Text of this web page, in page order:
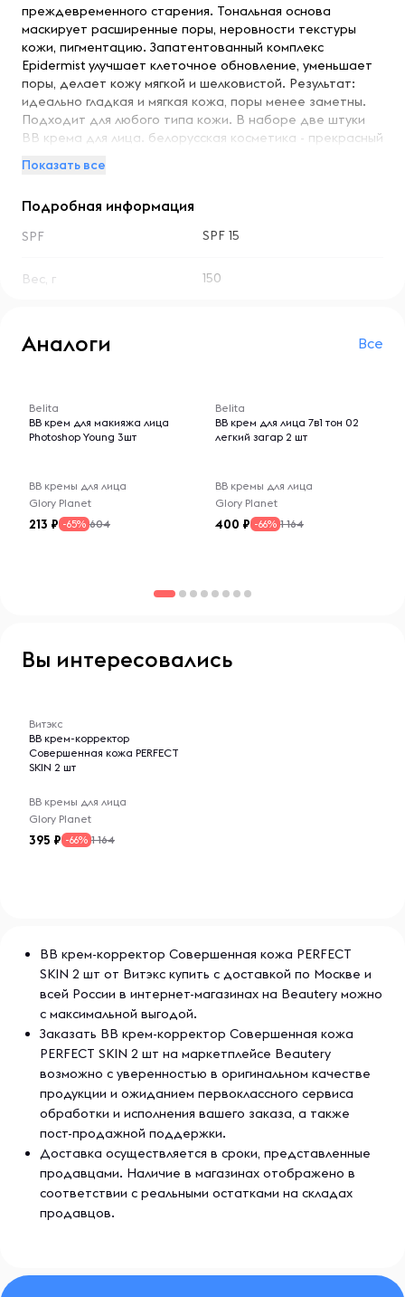
преждевременного старения. Тональная основа
маскирует расширенные поры, неровности текстуры
кожи, пигментацию. Запатентованный комплекс
Epidermist улучшает клеточное обновление, уменьшает
поры, делает кожу мягкой и шелковистой. Результат:
идеально гладкая и мягкая кожа, поры менее заметны.
Подходит для любого типа кожи. В наборе две штуки
ВВ крема для лица. белорусская косметика - прекрасный
средство мусс под макияж кушон плотный фиксирующая
защитой от солнца 3в1 профессиональная тональный
крем консилер светлый пудра праймер стойкий
корректор флюид для лица фотошоп косметический
корейский компактная
Показать все
Подробная информация
SPF SPF 15
Вес, г 150
Аналоги Все
Belita
BВ крем для макияжа лица
Photoshop Young 3шт
BB кремы для лица
Glory Planet
213 -65% 604
Belita
BB крем для лица 7в1 тон 02
легкий загар 2 шт
BB кремы для лица
Glory Planet
400 -66% 1 164
Вы интересовались
Витэкс
ВВ крем-корректор
Совершенная кожа РERFECT
SKIN 2 шт
BB кремы для лица
Glory Planet
395 -66% 1 164
ВВ крем-корректор Совершенная кожа РERFECT
SKIN 2 шт от Витэкс купить с доставкой по Москве и
всей России в интернет-магазинах на Beautery можно
с максимальной выгодой.
Заказать ВВ крем-корректор Совершенная кожа
РERFECT SKIN 2 шт на маркетплейсе Beautery
возможно с уверенностью в оригинальном качестве
продукции и ожиданием первоклассного сервиса
обработки и исполнения вашего заказа, а также
пост-продажной поддержки.
Доставка осуществляется в сроки, представленные
продавцами. Наличие в магазинах отображено в
соответствии с реальными остатками на складах
продавцов.